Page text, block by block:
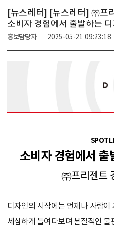
[뉴스레터] [뉴스레터] ㈜프
소비자 경험에서 출발하는
홍보담당자 2025-05-21 09:23:18
소비자 경험에서 출
㈜프리젠트
디자인의 시작에는 언제나 사람이
세심하게 들여다보며 본질적인